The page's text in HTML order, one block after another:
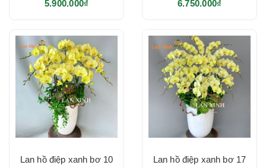
5.900.000₫ 6.750.000₫
Lan hồ điệp xanh bơ 10
Lan hồ điệp xanh bơ 17